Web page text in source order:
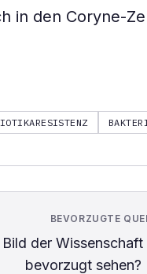
in den Coryne-
BEVORZUGTE
Bild der Wissenschaft
bevorzugt sehen?